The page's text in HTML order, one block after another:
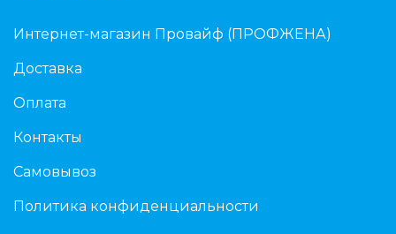
Интернет-магазин Провайф (ПРОФЖЕНА)
Доставка
Оплата
Контакты
Самовывоз
Политика конфиденциальности